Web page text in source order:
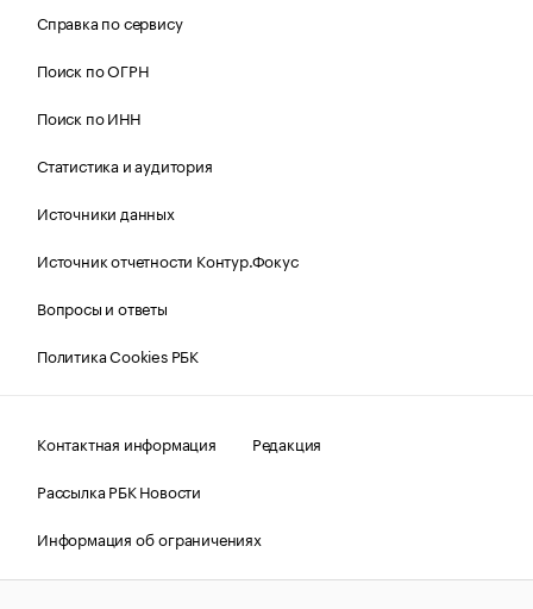
Справка по сервису
Поиск по ОГРН
Поиск по ИНН
Статистика и аудитория
Источники данных
Источник отчетности Контур.Фокус
Вопросы и ответы
Политика Cookies РБК
Контактная информация
Редакция
Рассылка РБК Новости
Информация об ограничениях
Правовая информация
О соблюдении авторских прав